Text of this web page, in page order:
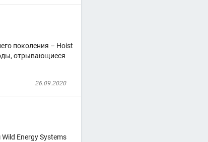
поколения – Hoist
отрывающиеся
26.09.2020
Energy Systems